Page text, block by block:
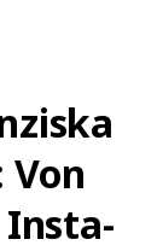
Von
Insta-